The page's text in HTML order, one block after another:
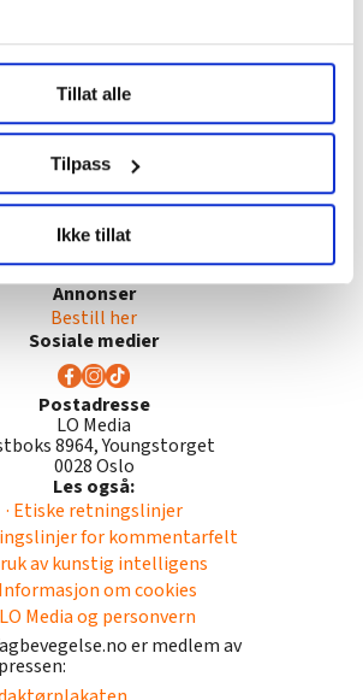
du lese om hvordan dine personlige
hvordan du kan velge hvordan de skal
tiden endre eller trekke tilbake ditt
om informasjonskapsler.
frifagbevegelse.no, hk-nytt.no
informasjonskapsler (cookies) for å
nettsider blir brukt slik at vi tilby
annonser og utarbeide
Medias egne samarbeidspartnere
annonsering. Disse er angitt i
ned på denne siden.
Tillat alle
Tilpass
Ikke tillat
Frode Rønning
Ansvarlig redaktør
Tor A. Godal
Utgiver
LO Media
Tips
Nyhetsfeed
RSS-feed
Annonser
Bestill her
Sosiale medier
Postadresse
LO Media
8964, Youngstorget
0028 Oslo
Les også:
· Etiske retningslinjer
for kommentarfelt
av kunstig intelligens
Informasjon om cookies
LO Media og personvern
er medlem av